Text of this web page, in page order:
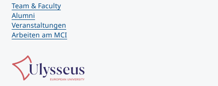
Team & Faculty
Alumni
Veranstaltungen
Arbeiten am MCI